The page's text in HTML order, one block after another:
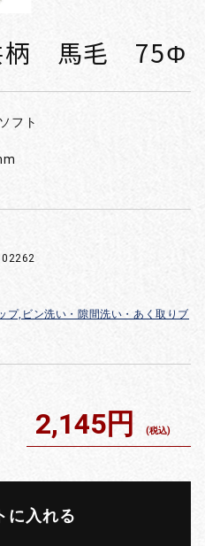
柄 馬毛 75Φ
フト
プ,ビン洗い・隙間洗い・あく取りブ
2,145円 (税込)
に入れる